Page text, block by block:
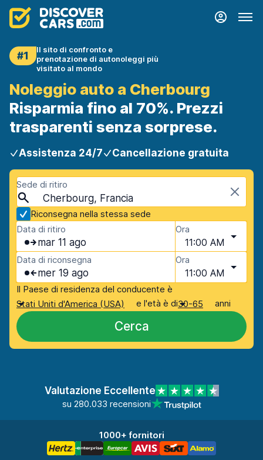
#1
Il sito di confronto e
prenotazione di autonoleggi più
visitato al mondo
Noleggio auto a Cherbourg
Risparmia fino al 70%. Prezzi
trasparenti senza sorprese.
Assistenza 24/7 Cancellazione gratuita
Sede di ritiro
Cherbourg, Francia
Riconsegna nella stessa sede
Data di ritiro
mar 11 ago
Ora
11:00 AM
Data di riconsegna
mer 19 ago
Ora
11:00 AM
Il Paese di residenza del conducente è
Stati Uniti d'America (USA)
e l'età è di30-65 anni
Cerca
Valutazione Eccellente
su 280.033 recensioni
1000+ fornitori